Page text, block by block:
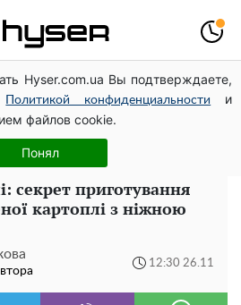
Hyser.com.ua Вы подтверждаете,
Политикой конфиденциальности
и
файлов cookie.
Понял
стати головною точкою
Києва
позах змусила відвисати
було лише початком
секрет приготування
картоплі з ніжною
12:30 26.11